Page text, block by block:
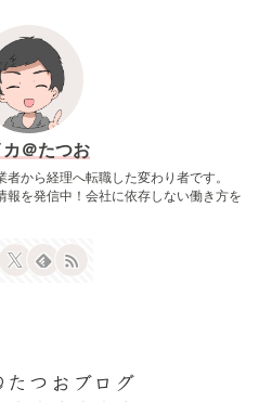
カ＠たつお
から経理へ転職した変わり者です。
報を発信中！会社に依存しない働き方を
たつおブログ